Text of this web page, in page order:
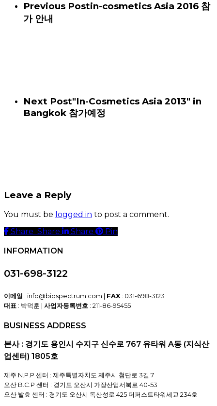
Previous Postin-cosmetics Asia 2016 참
가 안내
Next Post"In-Cosmetics Asia 2013" in
Bangkok 참가예정
Leave a Reply
You must be logged in to post a comment.
Share
Share Share Share Pin
INFORMATION
031-698-3122
이메일 : info@biospectrum.com | FAX: 031-698-3123
대표 : 박덕훈 | 사업자등록번호 : 211-86-95455
BUSINESS ADDRESS
본사 : 경기도 용인시 수지구 신수로 767 유타워 A동 (지식산
업센터) 1805호
제주 N.P.P 센터 : 제주특별자치도 제주시 첨단로 3길 7
오산 B.C.P 센터 : 경기도 오산시 가장산업서북로 40-53
오산 발효 센터 : 경기도 오산시 독산성로 425 더퍼스트타워세교 234호